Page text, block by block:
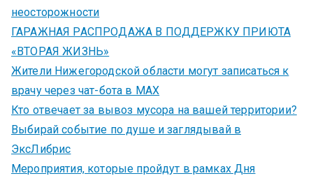
неосторожности
ГАРАЖНАЯ РАСПРОДАЖА В ПОДДЕРЖКУ ПРИЮТА
«ВТОРАЯ ЖИЗНЬ»
Жители Нижегородской области могут записаться к
врачу через чат-бота в MAX
Кто отвечает за вывоз мусора на вашей территории?
Выбирай событие по душе и заглядывай в
ЭксЛибрис
Мероприятия, которые пройдут в рамках Дня